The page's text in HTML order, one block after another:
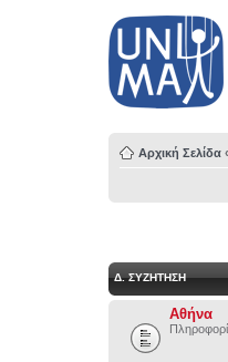
Αρχική Σελίδα ‹
Δ. ΣΥΖΉΤΗΣΗ
Αθήνα